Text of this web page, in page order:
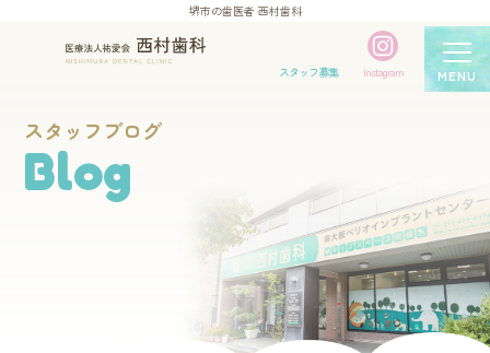
堺市の歯医者 西村歯科
スタッフ募集 Instagram MENU
スタッフブログ
Blog